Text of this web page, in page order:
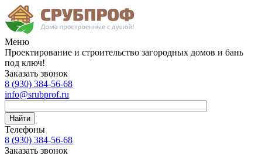
Меню
Проектирование и строительство загородных домов и бань
под ключ!
Заказать звонок
8 (930) 384-56-68
info@srubprof.ru
Найти
Телефоны
8 (930) 384-56-68
Заказать звонок